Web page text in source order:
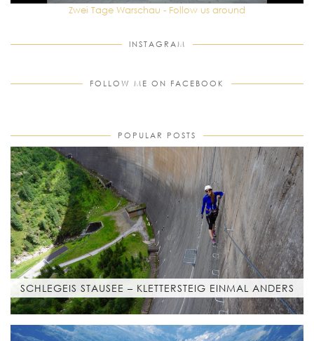
Zwei Tage Warschau - Follow us around
INSTAGRAM
FOLLOW ME ON FACEBOOK
POPULAR POSTS
SCHLEGEIS STAUSEE – KLETTERSTEIG EINMAL ANDERS